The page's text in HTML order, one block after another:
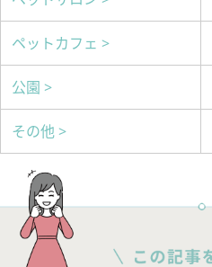
ペットカフェ >
公園 >
その他 >